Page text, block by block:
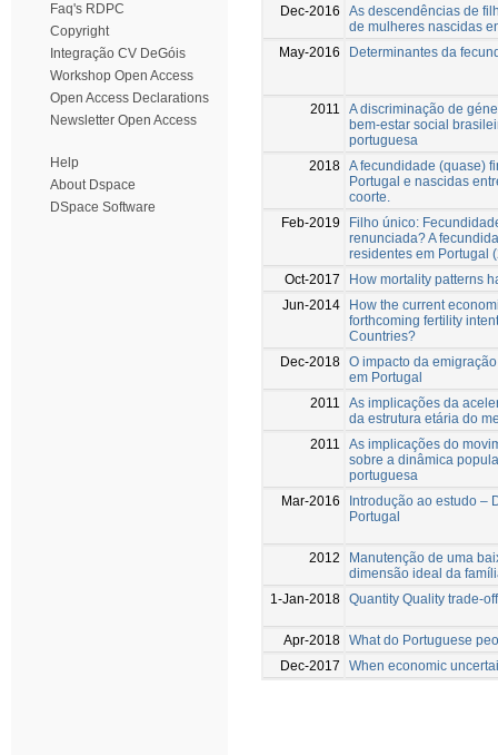
Faq's RDPC
Copyright
Integração CV DeGóis
Workshop Open Access
Open Access Declarations
Newsletter Open Access
Help
About Dspace
DSpace Software
Dec-2016
As descendências de
de mulheres nascidas
May-2016
Determinantes da
2011
A discriminação de
bem-estar social
portuguesa
2018 A fecundidade (quase)
Portugal e nascidas
coorte.
Feb-2019
Filho único:
renunciada? A
residentes em Portugal
Oct-2017
How mortality patterns
Jun-2014
How the current
forthcoming fertility
Countries?
Dec-2018 O impacto da
em Portugal
2011
As implicações da
da estrutura etária do
2011
As implicações do
sobre a dinâmica
portuguesa
Mar-2016
Introdução ao estudo –
Portugal
2012
Manutenção de uma
dimensão ideal da
1-Jan-2018 Quantity Quality trade-
Apr-2018 What do Portuguese
Dec-2017
When economic